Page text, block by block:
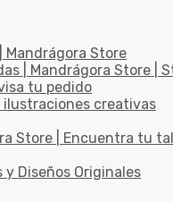
Mandrágora Store
| Mandrágora Store |
tu pedido
ilustraciones creativas
Store | Encuentra tu
Diseños Originales